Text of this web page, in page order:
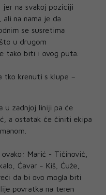
na svakoj poziciji
na nama je da
se susretima
u drugom
tako biti i ovog puta.
tko krenuti s klupe –
u zadnjoj liniji pa će
a ostatak će činiti ekipa
Marić - Tičinović,
Ćavar - Kiš, Ćuže,
da bi ovo mogla biti
povratka na teren